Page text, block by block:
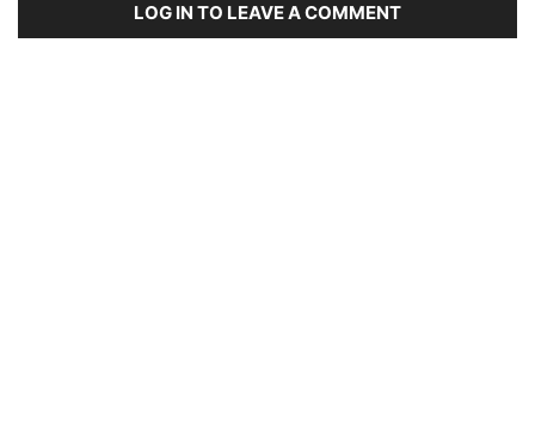
LOG IN TO LEAVE A COMMENT